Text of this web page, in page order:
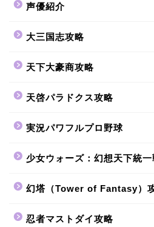
声優紹介
大三国志攻略
天下大豪商攻略
天啓パラドクス攻略
実況パワフルプロ野球
少女ウォーズ：幻想天下統一
幻塔（Tower of Fantasy）
忍者マストダイ攻略